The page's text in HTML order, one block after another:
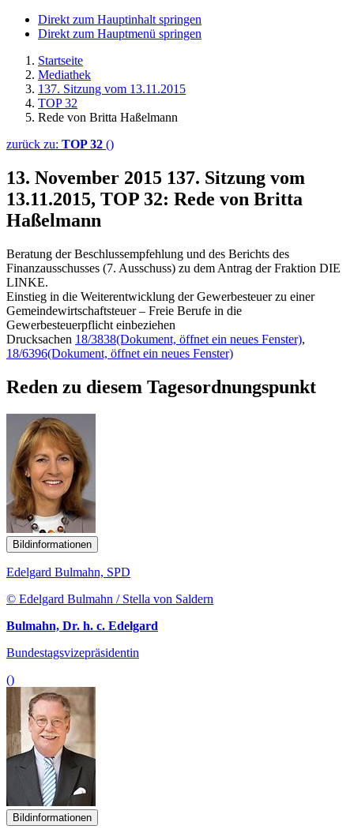
Direkt zum Hauptinhalt springen
Direkt zum Hauptmenü springen
Startseite
Mediathek
137. Sitzung vom 13.11.2015
TOP 32
Rede von Britta Haßelmann
zurück zu: TOP 32 ()
13. November 2015 137. Sitzung vom
13.11.2015, TOP 32: Rede von Britta
Haßelmann
Beratung der Beschlussempfehlung und des Berichts des
Finanzausschusses (7. Ausschuss) zu dem Antrag der Fraktion DIE
LINKE.
Einstieg in die Weiterentwicklung der Gewerbesteuer zu einer
Gemeindewirtschaftsteuer – Freie Berufe in die
Gewerbesteuerpflicht einbeziehen
Drucksachen 18/3838(Dokument, öffnet ein neues Fenster),
18/6396(Dokument, öffnet ein neues Fenster)
Reden zu diesem Tagesordnungspunkt
Bildinformationen
Edelgard Bulmahn, SPD
© Edelgard Bulmahn / Stella von Saldern
Bulmahn, Dr. h. c. Edelgard
Bundestagsvizepräsidentin
()
Bildinformationen